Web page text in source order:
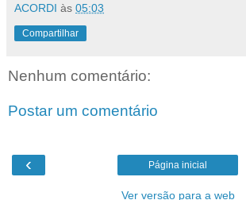
ACORDI às 05:03
Compartilhar
Nenhum comentário:
Postar um comentário
‹ Página inicial
Ver versão para a web